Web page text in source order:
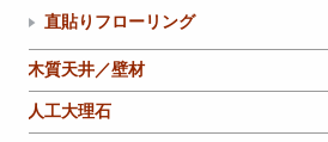
直貼りフローリング
木質天井／壁材
人工大理石